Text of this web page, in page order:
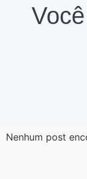
Nenhum post